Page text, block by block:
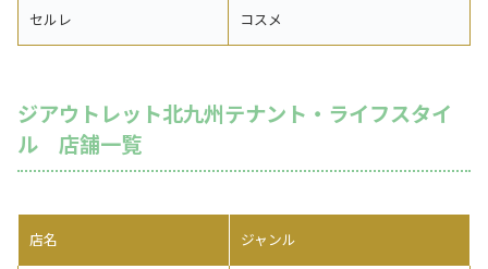
セルレ コスメ
ジアウトレット北九州テナント・ライフスタイ
ル 店舗一覧
店名 ジャンル